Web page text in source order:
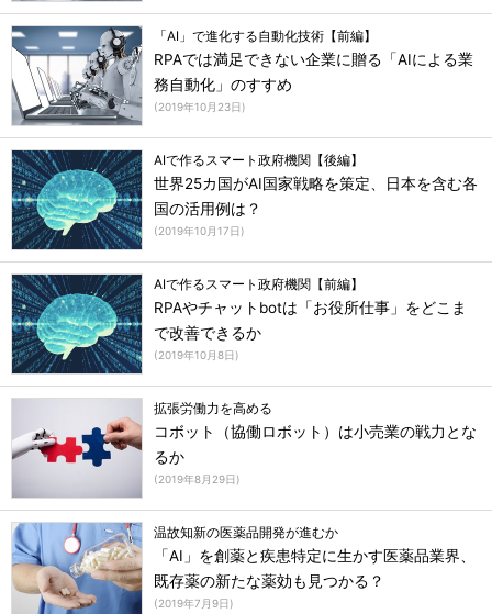
「AI」で進化する自動化技術【前編】
RPAでは満足できない企業に贈る「AIによる業
務自動化」のすすめ
(2019年10月23日)
AIで作るスマート政府機関【後編】
世界25カ国がAI国家戦略を策定、日本を含む各
国の活用例は？
(2019年10月17日)
AIで作るスマート政府機関【前編】
RPAやチャットbotは「お役所仕事」をどこま
で改善できるか
(2019年10月8日)
拡張労働力を高める
コボット（協働ロボット）は小売業の戦力とな
るか
(2019年8月29日)
温故知新の医薬品開発が進むか
「AI」を創薬と疾患特定に生かす医薬品業界、
既存薬の新たな薬効も見つかる？
(2019年7月9日)